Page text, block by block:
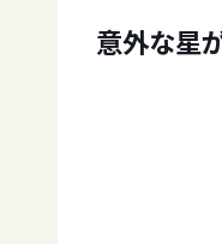
意外な星